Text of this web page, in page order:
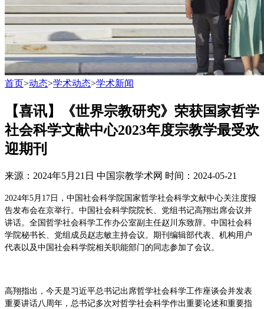
首页>动态>学术动态>学术新闻
【喜讯】《世界宗教研究》荣获国家哲学
社会科学文献中心2023年度宗教学最受欢
迎期刊
来源：2024年5月21日 中国宗教学术网 时间：2024-05-21
2024年5月17日，中国社会科学院国家哲学社会科学文献中心关注度报
告发布会在京举行。中国社会科学院院长、党组书记高翔出席会议并
讲话。全国哲学社会科学工作办公室副主任赵川东致辞。中国社会科
学院秘书长、党组成员赵志敏主持会议。期刊编辑部代表、机构用户
代表以及中国社会科学院相关职能部门的同志参加了会议。
高翔指出，今天是习近平总书记出席哲学社会科学工作座谈会并发表
重要讲话八周年，总书记多次对哲学社会科学作出重要论述和重要指